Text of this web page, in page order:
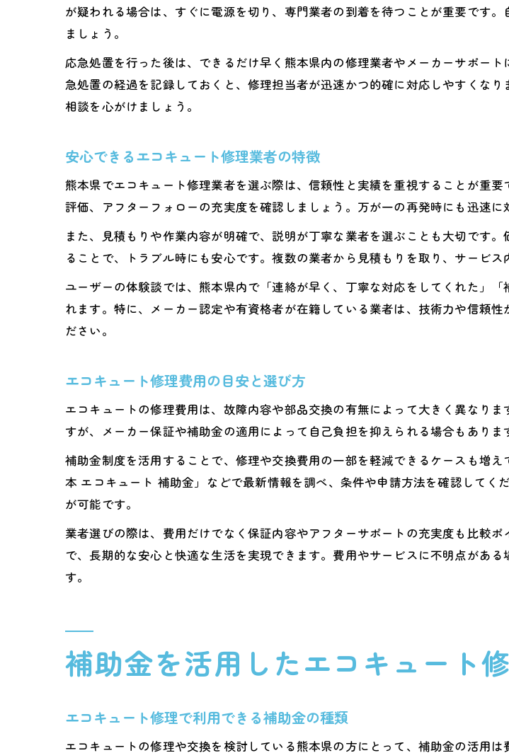
長寿命のためのエコキュ
が疑われる場合は、すぐに電源を切り、専門業者の到着を待つことが重要です
ましょう。
応急処置を行った後は、できるだけ早く熊本県内の修理業者やメーカーサポー
急処置の経過を記録しておくと、修理担当者が迅速かつ的確に対応しやすくな
相談を心がけましょう。
安心できるエコキュート修理業者の特徴
熊本県でエコキュート修理業者を選ぶ際は、信頼性と実績を重視することが重
評価、アフターフォローの充実度を確認しましょう。万が一の再発時にも迅速
また、見積もりや作業内容が明確で、説明が丁寧な業者を選ぶことも大切です
ることで、トラブル時にも安心です。複数の業者から見積もりを取り、サービ
ユーザーの体験談では、熊本県内で「連絡が早く、丁寧な対応をしてくれた」
れます。特に、メーカー認定や有資格者が在籍している業者は、技術力や信頼
ださい。
エコキュート修理費用の目安と選び方
エコキュートの修理費用は、故障内容や部品交換の有無によって大きく異なり
すが、メーカー保証や補助金の適用によって自己負担を抑えられる場合もあり
補助金制度を活用することで、修理や交換費用の一部を軽減できるケースも増
本 エコキュート 補助金」などで最新情報を調べ、条件や申請方法を確認してく
が可能です。
業者選びの際は、費用だけでなく保証内容やアフターサポートの充実度も比較
で、長期的な安心と快適な生活を実現できます。費用やサービスに不明点があ
す。
補助金を活用したエコキュート
エコキュート修理で利用できる補助金の種類
エコキュートの修理や交換を検討している熊本県の方にとって、補助金の活用